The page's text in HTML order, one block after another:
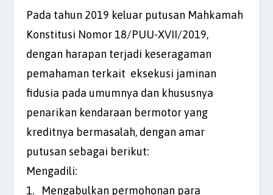
Pada tahun 2019 keluar putusan Mahkamah
Konstitusi Nomor 18/PUU-XVII/2019,
dengan harapan terjadi keseragaman
pemahaman terkait eksekusi jaminan
fidusia pada umumnya dan khususnya
penarikan kendaraan bermotor yang
kreditnya bermasalah, dengan amar
putusan sebagai berikut:
Mengadili:
1. Mengabulkan permohonan para